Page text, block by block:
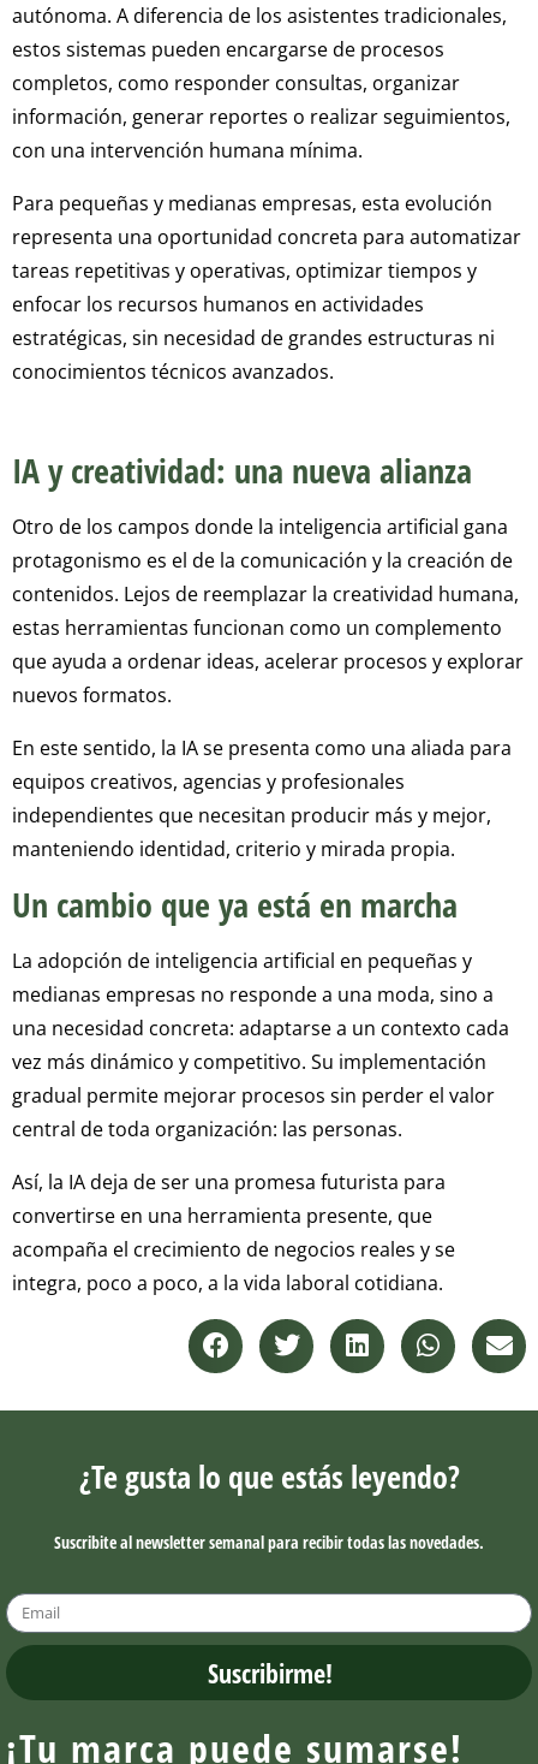
autónoma. A diferencia de los asistentes tradicionales,
estos sistemas pueden encargarse de procesos
completos, como responder consultas, organizar
información, generar reportes o realizar seguimientos,
con una intervención humana mínima.
Para pequeñas y medianas empresas, esta evolución
representa una oportunidad concreta para automatizar
tareas repetitivas y operativas, optimizar tiempos y
enfocar los recursos humanos en actividades
estratégicas, sin necesidad de grandes estructuras ni
conocimientos técnicos avanzados.
IA y creatividad: una nueva alianza
Otro de los campos donde la inteligencia artificial gana
protagonismo es el de la comunicación y la creación de
contenidos. Lejos de reemplazar la creatividad humana,
estas herramientas funcionan como un complemento
que ayuda a ordenar ideas, acelerar procesos y explorar
nuevos formatos.
En este sentido, la IA se presenta como una aliada para
equipos creativos, agencias y profesionales
independientes que necesitan producir más y mejor,
manteniendo identidad, criterio y mirada propia.
Un cambio que ya está en marcha
La adopción de inteligencia artificial en pequeñas y
medianas empresas no responde a una moda, sino a
una necesidad concreta: adaptarse a un contexto cada
vez más dinámico y competitivo. Su implementación
gradual permite mejorar procesos sin perder el valor
central de toda organización: las personas.
Así, la IA deja de ser una promesa futurista para
convertirse en una herramienta presente, que
acompaña el crecimiento de negocios reales y se
integra, poco a poco, a la vida laboral cotidiana.
¿Te gusta lo que estás leyendo?
Suscribite al newsletter semanal para recibir todas las novedades.
Suscribirme!
¡Tu marca puede sumarse!